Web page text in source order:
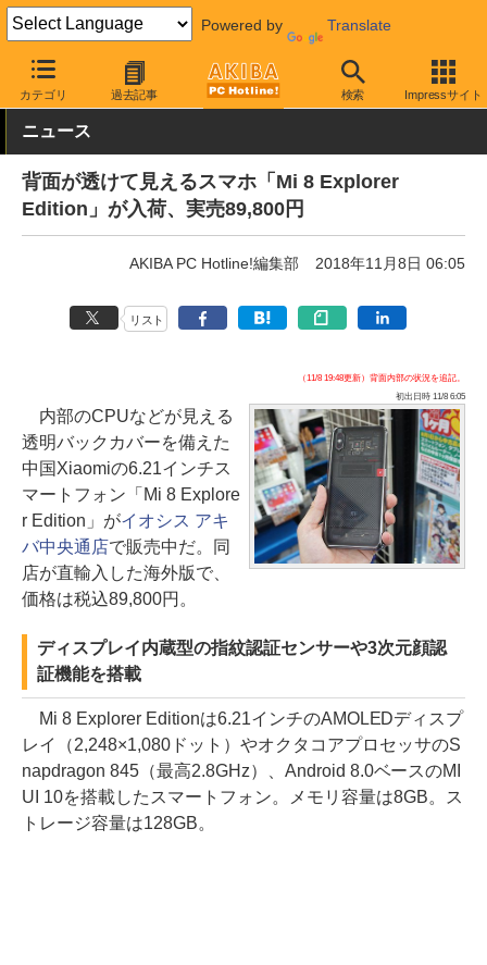
Powered by Translate
カテゴリ 過去記事 検索 Impressサイト
AKIBA PC Hotline! モバイル スマートフォン SIMフリースマー
ニュース
背面が透けて見えるスマホ「Mi 8 Explorer
Edition」が入荷、実売89,800円
AKIBA PC Hotline!編集部 2018年11月8日 06:05
リスト
（11/8 19:48更新）背面内部の状況を追記。
初出日時 11/8 6:05
内部のCPUなどが見える
透明バックカバーを備えた
中国Xiaomiの6.21インチス
マートフォン「Mi 8 Explore
r Edition」がイオシス アキ
バ中央通店で販売中だ。同
店が直輸入した海外版で、
価格は税込89,800円。
ディスプレイ内蔵型の指紋認証センサーや3次元顔認
証機能を搭載
Mi 8 Explorer Editionは6.21インチのAMOLEDディスプ
レイ（2,248×1,080ドット）やオクタコアプロセッサのS
napdragon 845（最高2.8GHz）、Android 8.0ベースのMI
UI 10を搭載したスマートフォン。メモリ容量は8GB。ス
トレージ容量は128GB。